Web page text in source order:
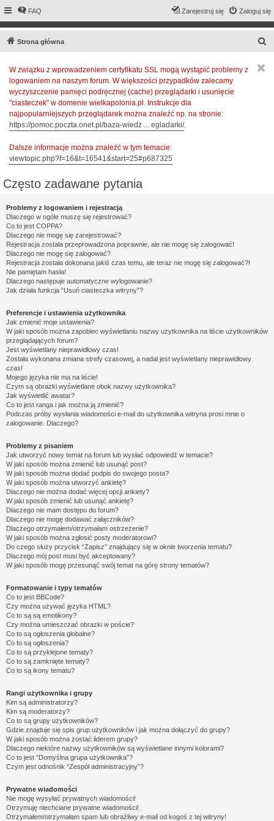
FAQ Zaloguj się
Zarejestruj się
Strona główna
W związku z wprowadzeniem certyfikatu SSL mogą wystąpić problemy z
logowaniem na naszym forum. W większości przypadków zalecamy
wyczyszczenie pamięci podręcznej (cache) przeglądarki i usunięcie
"ciasteczek" w domenie wielkapolonia.pl. Instrukcje dla
najpopularniejszych przeglądarek można znaleźć np. na stronie:
https://pomoc.poczta.onet.pl/baza-wiedz ... egladarki/.
Dalsze informacje można znaleźć w tym temacie:
viewtopic.php?f=16&t=16541&start=25#p687325
Często zadawane pytania
Problemy z logowaniem i rejestracją
Dlaczego w ogóle muszę się rejestrować?
Co to jest COPPA?
Dlaczego nie mogę się zarejestrować?
Rejestracja została przeprowadzona poprawnie, ale nie mogę się zalogować!
Dlaczego nie mogę się zalogować?
Rejestracja została dokonana jakiś czas temu, ale teraz nie mogę się zalogować?!
Nie pamiętam hasła!
Dlaczego następuje automatyczne wylogowanie?
Jak działa funkcja “Usuń ciasteczka witryny”?
Preferencje i ustawienia użytkownika
Jak zmienić moje ustawienia?
W jaki sposób można zapobiec wyświetlaniu nazwy użytkownika na liście użytkowników
przeglądających forum?
Jest wyświetlany nieprawidłowy czas!
Została wykonana zmiana strefy czasowej, a nadal jest wyświetlany nieprawidłowy
czas!
Mojego języka nie ma na liście!
Czym są obrazki wyświetlane obok nazwy użytkownika?
Jak wyświetlić awatar?
Co to jest ranga i jak można ją zmienić?
Podczas próby wysłania wiadomości e-mail do użytkownika witryna prosi mnie o
zalogowanie. Dlaczego?
Problemy z pisaniem
Jak utworzyć nowy temat na forum lub wysłać odpowiedź w temacie?
W jaki sposób można zmienić lub usunąć post?
W jaki sposób można dodać podpis do swojego posta?
W jaki sposób można utworzyć ankietę?
Dlaczego nie można dodać więcej opcji ankiety?
W jaki sposób zmienić lub usunąć ankietę?
Dlaczego nie mam dostępu do forum?
Dlaczego nie mogę dodawać załączników?
Dlaczego otrzymałem/otrzymałam ostrzeżenie?
W jaki sposób można zgłosić posty moderatorowi?
Do czego służy przycisk “Zapisz” znajdujący się w oknie tworzenia tematu?
Dlaczego mój post musi być akceptowany?
W jaki sposób mogę przesunąć swój temat na górę strony tematów?
Formatowanie i typy tematów
Co to jest BBCode?
Czy można używać języka HTML?
Co to są są emotikony?
Czy można umieszczać obrazki w poście?
Co to są ogłoszenia globalne?
Co to są ogłoszenia?
Co to są przyklejone tematy?
Co to są zamknięte tematy?
Co to są ikony tematu?
Rangi użytkownika i grupy
Kim są administratorzy?
Kim są moderatorzy?
Co to są grupy użytkowników?
Gdzie znajduje się spis grup użytkowników i jak można dołączyć do grupy?
W jaki sposób można zostać liderem grupy?
Dlaczego niektóre nazwy użytkowników są wyświetlane innymi kolorami?
Co to jest “Domyślna grupa użytkownika”?
Czym jest odnośnik “Zespół administracyjny”?
Prywatne wiadomości
Nie mogę wysyłać prywatnych wiadomości!
Otrzymuję niechciane prywatne wiadomości!
Otrzymałem/otrzymałam spam lub obraźliwy e-mail od kogoś z tej witryny!